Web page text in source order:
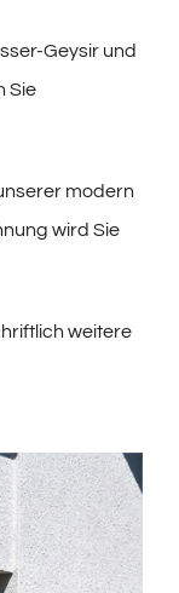
Geysir und
Sie
modern
wird Sie
weitere